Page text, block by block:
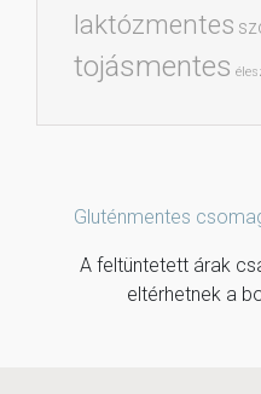
laktózmentes
tojásmentes
Gluténmentes
A feltüntetett árak
eltérhetnek a